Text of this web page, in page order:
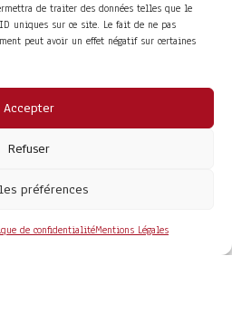
de traiter des données telles que le
uniques sur ce site. Le fait de ne pas
peut avoir un effet négatif sur certaines
Accepter
Refuser
préférences
de confidentialitéMentions Légales
Adhérer
de Vente